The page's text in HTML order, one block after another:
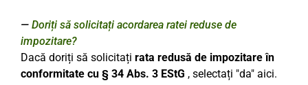
Doriți să solicitați acordarea ratei reduse de
impozitare?
Dacă doriți să solicitați rata redusă de impozitare în
conformitate cu § 34 Abs. 3 EStG , selectați "da" aici.